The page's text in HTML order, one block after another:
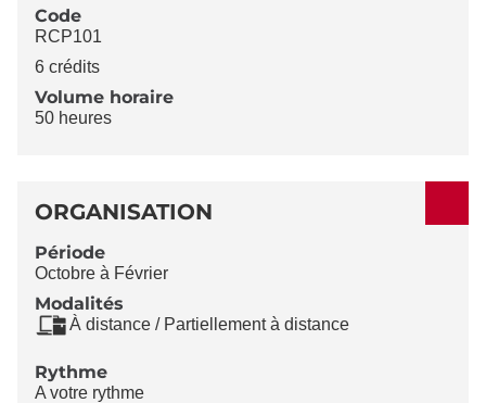
Code
RCP101
6 crédits
Volume horaire
50 heures
ORGANISATION
Période
Octobre à Février
Modalités
À distance / Partiellement à distance
Rythme
A votre rythme